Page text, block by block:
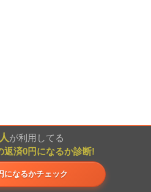
が利用してる
返済0円になるか診断!
になるかチェック